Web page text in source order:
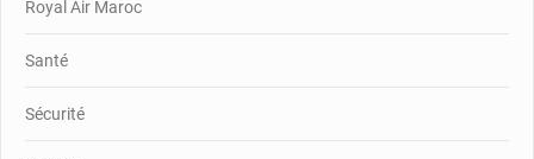
Royal Air Maroc
Santé
Sécurité